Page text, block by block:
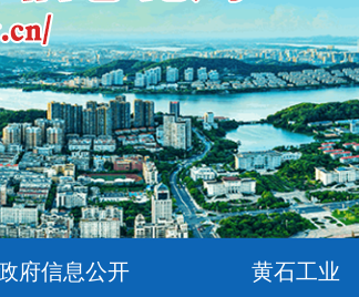
府信息公开 黄石工业